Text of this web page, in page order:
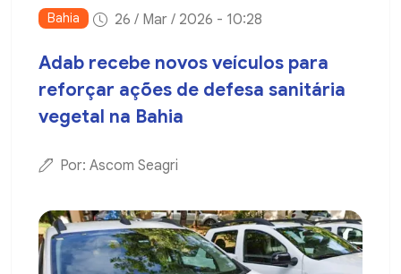
Bahia 26 / Mar / 2026 - 10:28
Adab recebe novos veículos para
reforçar ações de defesa sanitária
vegetal na Bahia
Por: Ascom Seagri